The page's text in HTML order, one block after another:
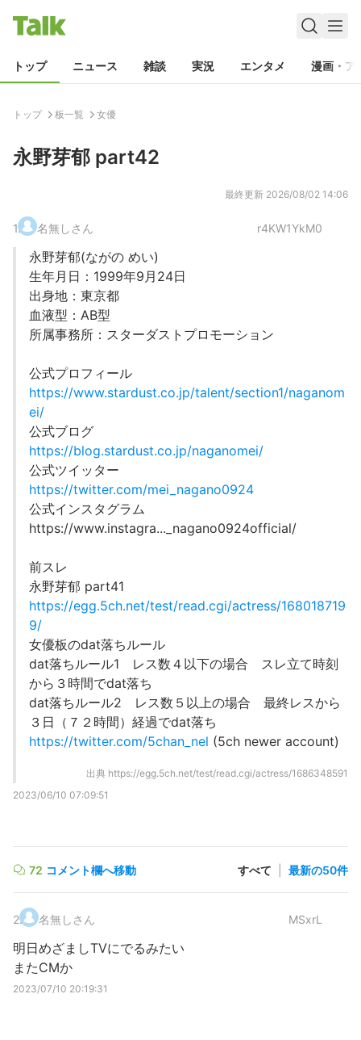
トップ ニュース 雑談 実況 エンタメ 漫画・ア
トップ 板一覧 女優
永野芽郁 part42
最終更新 2026/08/02 14:06
1. 名無しさん r4KW1YkM0
永野芽郁(ながの めい)
生年月日：1999年9月24日
出身地：東京都
血液型：AB型
所属事務所：スターダストプロモーション
公式プロフィール
https://www.stardust.co.jp/talent/section1/naganom
ei/
公式ブログ
https://blog.stardust.co.jp/naganomei/
公式ツイッター
https://twitter.com/mei_nagano0924
公式インスタグラム
https://www.instagra..._nagano0924official/
前スレ
永野芽郁 part41
https://egg.5ch.net/test/read.cgi/actress/168018719
9/
女優板のdat落ちルール
dat落ちルール1 レス数４以下の場合 スレ立て時刻
から３時間でdat落ち
dat落ちルール2 レス数５以上の場合 最終レスから
３日（７２時間）経過でdat落ち
https://twitter.com/5chan_nel (5ch newer account)
出典 https://egg.5ch.net/test/read.cgi/actress/1686348591
2023/06/10 07:09:51
72 コメント欄へ移動 すべて 最新の50件
2. 名無しさん MSxrL
明日めざましTVにでるみたい
またCMか
2023/07/10 20:19:31